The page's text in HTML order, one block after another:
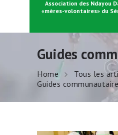
Association des Ndayou
«mères-volontaires» du
Guides
Home
Tous les
Guides
BOUTIQUE